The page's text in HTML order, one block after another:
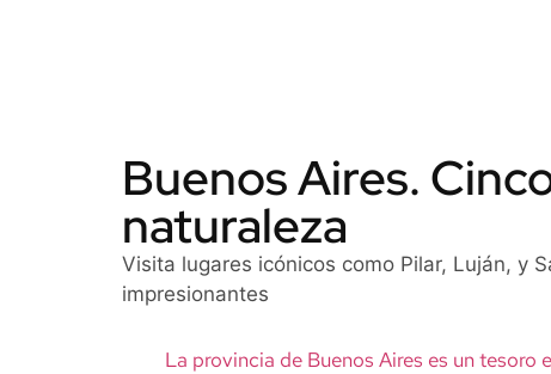
Buenos Aires.
naturaleza
Visita lugares icónicos como Pilar, Luján, y
impresionantes
La provincia de Buenos Aires es un